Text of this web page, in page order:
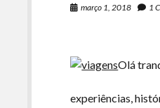
março 1, 2018 1
Olá
experiências,